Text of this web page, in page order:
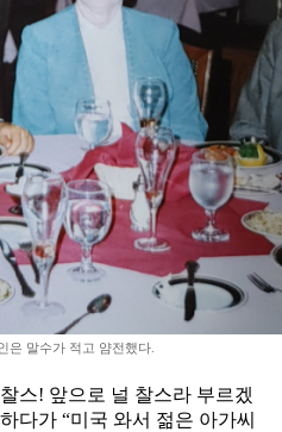
은 말수가 적고 얌전했다.
스! 앞으로 널 찰스라 부르겠
다가 “미국 와서 젊은 아가씨